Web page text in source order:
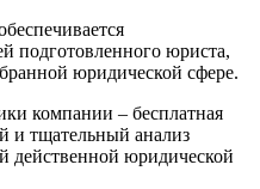
подготовленного юриста,
юридической сфере.
компании – бесплатная
и тщательный анализ
действенной юридической